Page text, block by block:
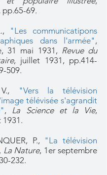
pp.65-69.
"Les communicatipons
dans l'armée" ,
31 mai 1931, Revue du
, juillet 1931, pp.414-
509.
"Vers la télévision
télévisée s'agrandit
, La Science et la Vie,
1931.
P., "La télévision
, La Nature, 1er septembre
232.